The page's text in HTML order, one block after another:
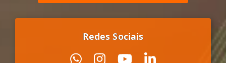
Redes Sociais